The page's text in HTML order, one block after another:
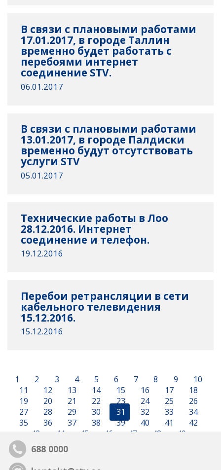
В связи с плановыми работами
17.01.2017, в городе Таллин
временно будет работать с
перебоями интернет
соединение STV.
06.01.2017
В связи с плановыми работами
13.01.2017, в городе Палдиски
временно будут отсутствовать
услуги STV
05.01.2017
Технические работы в Лоо
28.12.2016. Интернет
соединение и телефон.
19.12.2016
Перебои ретрансляции в сети
кабельного телевидения
15.12.2016.
15.12.2016
1 2 3 4 5 6 7 8 9
10
11
12 13 14 15 16 17
18
19
20 21 22 23 24 25
26
27
28 29 30 31 32 33
34
35
36 37 38 39 40 41
42
43
44 45 46 47 48 49
688 0000